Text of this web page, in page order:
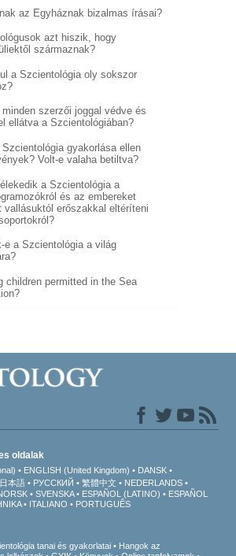
az Egyháznak bizalmas írásai?
azt hiszik, hogy
származnak?
a Szcientológia oly sokszor
minden szerzői joggal védve és
ellátva a Szcientológiában?
Szcientológia gyakorlása ellen
Volt-e valaha betiltva?
a Szcientológia a
és az embereket
vallásuktól erőszakkal eltéríteni
e a Szcientológia a világ
children permitted in the Sea
oldalak
ENGLISH (United Kingdom)
DANSK
日本語 РУССКИЙ 繁體中文
NEDERLANDS
SVENSKA ESPAÑOL (LATINO)
ESPAÑOL
ITALIANO PORTUGUÊS
tanai és gyakorlatai
Hangok az